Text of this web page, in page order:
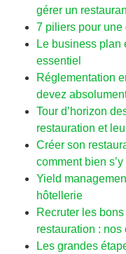
gérer un
7 piliers pour une
Le business plan
essentiel
Réglementation
devez
Tour d’horizon
restauration et
Créer son
comment bien
Yield
hôtellerie
Recruter les
restauration : nos
Les grandes